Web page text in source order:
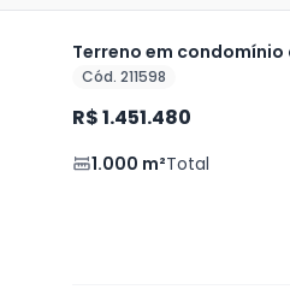
Terreno em condomínio
Cód. 211598
R$ 1.451.480
1.000 m²Total